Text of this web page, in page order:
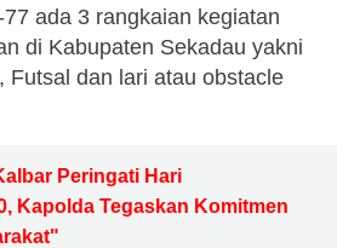
ada 3 rangkaian kegiatan
di Kabupaten Sekadau yakni
Futsal dan lari atau obstacle
Peringati Hari
Kapolda Tegaskan Komitmen